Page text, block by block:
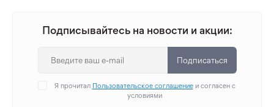
Подписывайтесь на новости и акции:
Подписаться
Я прочитал Пользовательское соглашениеи согласен с
условиями